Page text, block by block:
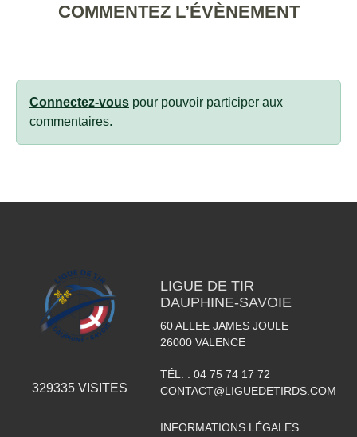
COMMENTEZ L’ÉVÈNEMENT
Connectez-vous pour pouvoir participer aux
commentaires.
329335 VISITES
LIGUE DE TIR
DAUPHINE-SAVOIE
60 ALLEE JAMES JOULE
26000 VALENCE
TÉL. : 04 75 74 17 72
CONTACT@LIGUEDETIRDS.COM
INFORMATIONS LÉGALES